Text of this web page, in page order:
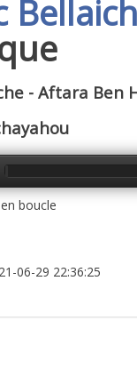
- Aftara Ben
boucle
06-29 22:36:25